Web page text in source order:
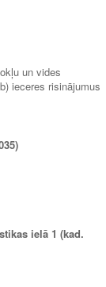
un vides
ieceres risinājumus
ielā 1 (kad.